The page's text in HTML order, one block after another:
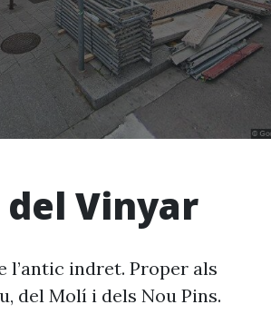
Vinyar
l’antic indret. Proper als
del Molí i dels Nou Pins.